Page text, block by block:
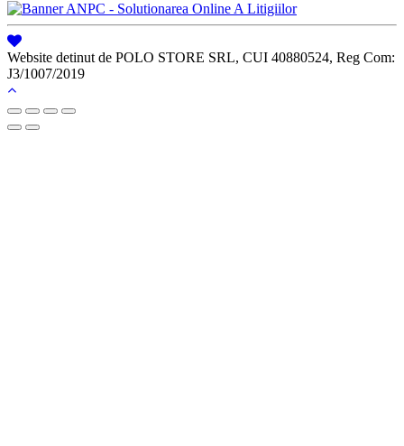
Website detinut de POLO STORE SRL, CUI 40880524, Reg Com:
J3/1007/2019